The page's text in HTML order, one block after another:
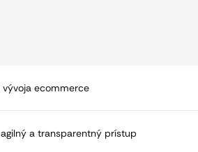
ecommerce
a transparentný prístup